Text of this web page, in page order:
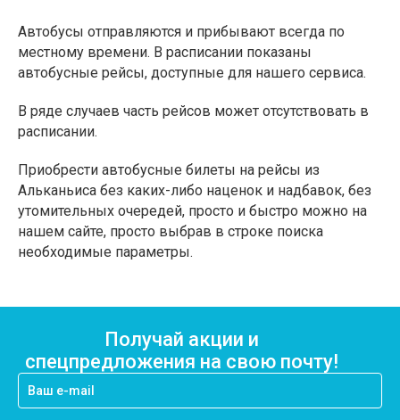
Автобусы отправляются и прибывают всегда по
местному времени. В расписании показаны
автобусные рейсы, доступные для нашего сервиса.
В ряде случаев часть рейсов может отсутствовать в
расписании.
Приобрести автобусные билеты на рейсы из
Альканьиса без каких-либо наценок и надбавок, без
утомительных очередей, просто и быстро можно на
нашем сайте, просто выбрав в строке поиска
необходимые параметры.
Получай акции и
спецпредложения на свою почту!